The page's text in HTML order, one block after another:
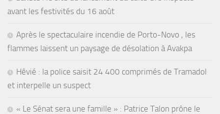
avant les festivités du 16 août
Après le spectaculaire incendie de Porto-Novo , les
flammes laissent un paysage de désolation à Avakpa
Hêvié : la police saisit 24 400 comprimés de Tramadol
et interpelle un suspect
« Le Sénat sera une famille » : Patrice Talon prône le